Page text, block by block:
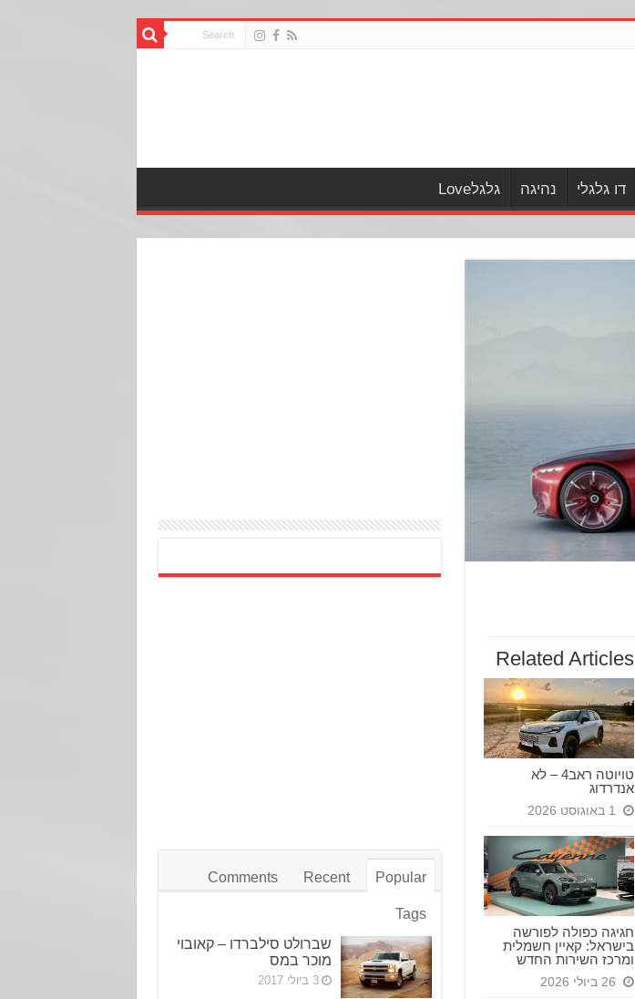
דו גלגלי נהיגה גלגלLove
Related Articles
טויוטה ראב4 – לא
אנדרדוג
1 באוגוסט 2026
חגיגה כפולה לפורשה
בישראל: קאיין חשמלית
ומרכז השירות החדש
26 ביולי 2026
Popular
Recent
Comments
Tags
שברולט סילברדו – קאובוי
מוכר במס
3 ביולי 2017